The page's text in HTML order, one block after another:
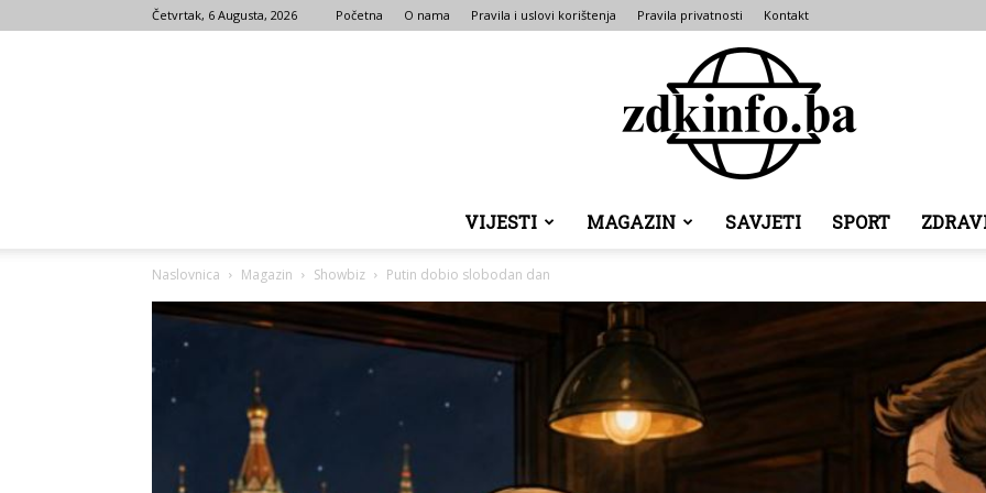
Četvrtak, 6 Augusta, 2026 Početna O nama Pravila i uslovi korištenja Pravila privatnosti Kontakt
VIJESTI MAGAZIN SAVJETI SPORT
Naslovnica Magazin Showbiz Putin dobio slobodan dan